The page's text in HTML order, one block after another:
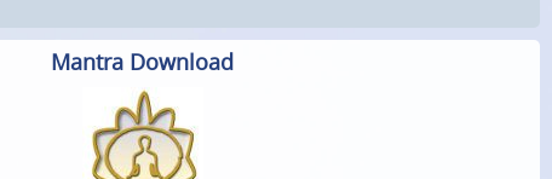
Mantra Download